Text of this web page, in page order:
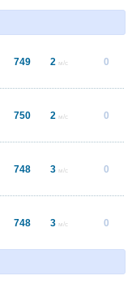
749 2 м/с 0
750 2 м/с 0
748 3 м/с 0
748 3 м/с 0